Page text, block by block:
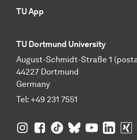
TU App
TU Dortmund University
August-Schmidt-Straße 1
44227 Dortmund
Germany
Tel: +49 231 7551
TU Dortmund University on
TU Dortmund University
TU Dortmund
TU Dortmund
TU TU